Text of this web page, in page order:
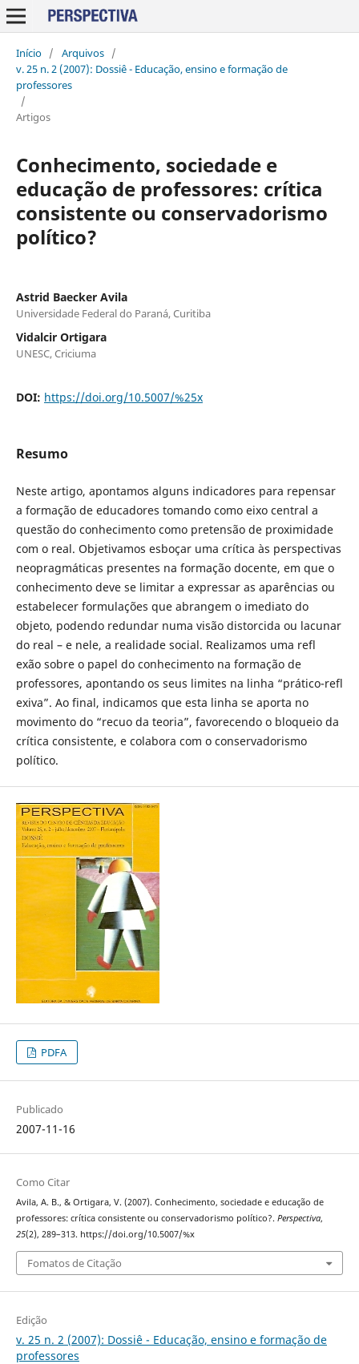
Início / Arquivos /
v. 25 n. 2 (2007): Dossiê - Educação, ensino e formação de
professores
/
Artigos
Conhecimento, sociedade e
educação de professores: crítica
consistente ou conservadorismo
político?
Astrid Baecker Avila
Universidade Federal do Paraná, Curitiba
Vidalcir Ortigara
UNESC, Criciuma
DOI: https://doi.org/10.5007/%25x
Resumo
Neste artigo, apontamos alguns indicadores para repensar
a formação de educadores tomando como eixo central a
questão do conhecimento como pretensão de proximidade
com o real. Objetivamos esboçar uma crítica às perspectivas
neopragmáticas presentes na formação docente, em que o
conhecimento deve se limitar a expressar as aparências ou
estabelecer formulações que abrangem o imediato do
objeto, podendo redundar numa visão distorcida ou lacunar
do real – e nele, a realidade social. Realizamos uma refl
exão sobre o papel do conhecimento na formação de
professores, apontando os seus limites na linha “prático-refl
exiva”. Ao final, indicamos que esta linha se aporta no
movimento do “recuo da teoria”, favorecendo o bloqueio da
crítica consistente, e colabora com o conservadorismo
político.
PDFA
Publicado
2007-11-16
Como Citar
Avila, A. B., & Ortigara, V. (2007). Conhecimento, sociedade e educação de
professores: crítica consistente ou conservadorismo político?. Perspectiva,
25(2), 289–313. https://doi.org/10.5007/%x
Fomatos de Citação
Edição
v. 25 n. 2 (2007): Dossiê - Educação, ensino e formação de
professores